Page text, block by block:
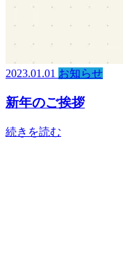
2023.01.01 お知らせ
新年のご挨拶
続きを読む